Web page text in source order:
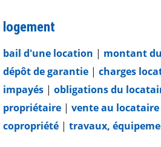
logement
bail d'une location | montant
dépôt de garantie | charges
impayés | obligations du
propriétaire | vente au locataire
copropriété | travaux,